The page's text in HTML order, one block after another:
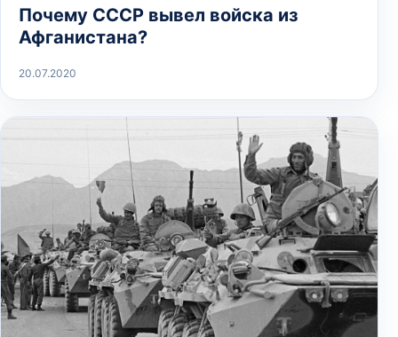
Почему СССР вывел войска из
Афганистана?
20.07.2020